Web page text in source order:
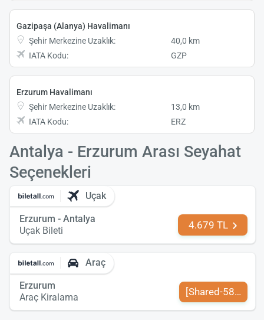
Gazipaşa (Alanya) Havalimanı
Şehir Merkezine Uzaklık:
40,0 km
IATA Kodu:
GZP
Erzurum Havalimanı
Şehir Merkezine Uzaklık:
13,0 km
IATA Kodu:
ERZ
Antalya - Erzurum Arası Seyahat
Seçenekleri
Uçak
Erzurum - Antalya
Uçak Bileti
4.679 TL
Araç
Erzurum
Araç Kiralama
[Shared-589-tr-